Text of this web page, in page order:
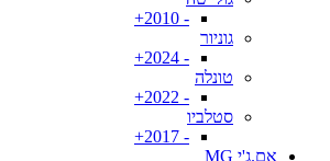
- 2010+
גוניור
- 2024+
טונלה
- 2022+
סטלביו
- 2017+
אם.ג'י MG